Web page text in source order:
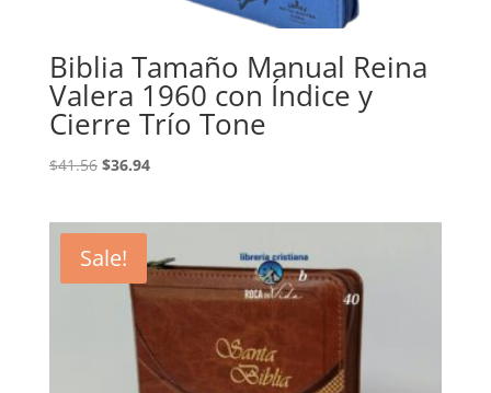
Biblia Tamaño Manual Reina
Valera 1960 con Índice y
Cierre Trío Tone
$41.56 Original
$41.56.
$36.94Current
Sale!